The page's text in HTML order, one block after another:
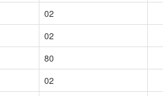
02
02
80
02